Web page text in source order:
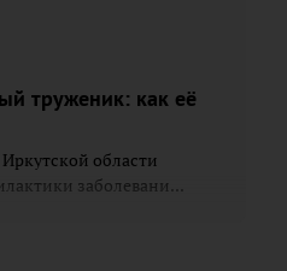
труженик: как её
Иркутской области
заболевани...